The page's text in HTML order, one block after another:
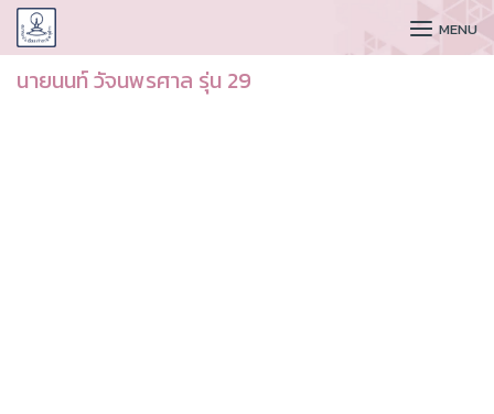
CUDAA MENU
นายนนท์ วัจนพรศาล รุ่น 29